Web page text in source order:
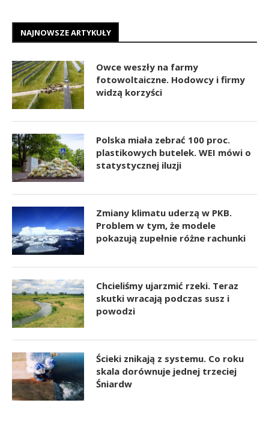
NAJNOWSZE ARTYKUŁY
Owce weszły na farmy
fotowoltaiczne. Hodowcy i firmy
widzą korzyści
Polska miała zebrać 100 proc.
plastikowych butelek. WEI mówi o
statystycznej iluzji
Zmiany klimatu uderzą w PKB.
Problem w tym, że modele
pokazują zupełnie różne rachunki
Chcieliśmy ujarzmić rzeki. Teraz
skutki wracają podczas susz i
powodzi
Ścieki znikają z systemu. Co roku
skala dorównuje jednej trzeciej
Śniardw